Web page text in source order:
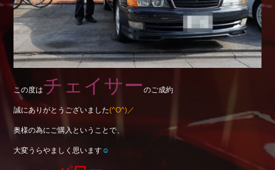
Company
会社概要
この度はチェイサーのご成約
誠にありがとうございました(^O^)／
奥様の為にご購入ということで、
大変うらやましく思います☺